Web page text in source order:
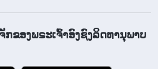
ຂອງພຣະເຈົ້າອົງຊົງລິດທານຸພາບ